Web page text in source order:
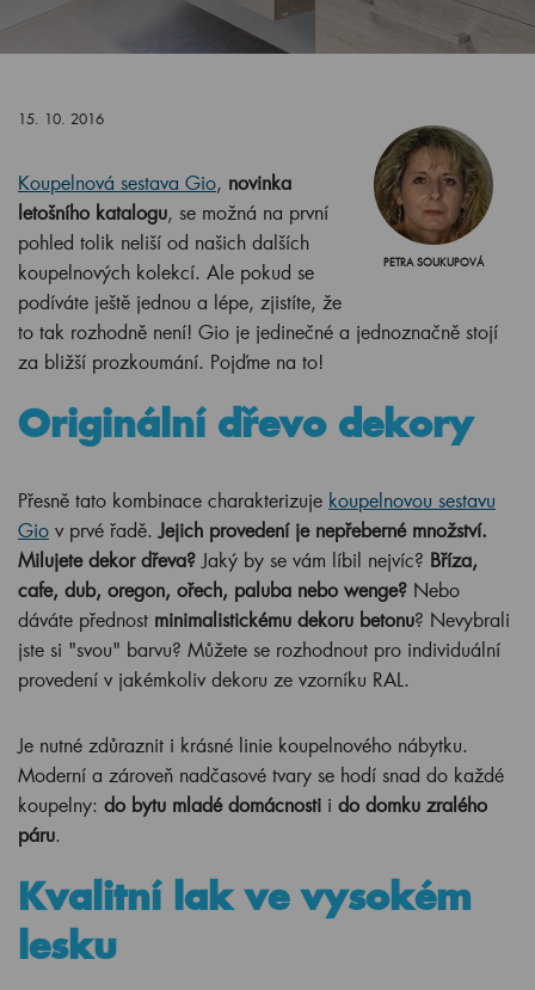
15. 10. 2016
PETRA SOUKUPOVÁ
Koupelnová sestava Gio, novinka
letošního katalogu, se možná na první
pohled tolik neliší od našich dalších
koupelnových kolekcí. Ale pokud se
podíváte ještě jednou a lépe, zjistíte, že
to tak rozhodně není! Gio je jedinečné a jednoznačně stojí
za bližší prozkoumání. Pojďme na to!
Originální dřevo dekory
Přesně tato kombinace charakterizuje koupelnovou sestavu
Gio v prvé řadě. Jejich provedení je nepřeberné množství.
Milujete dekor dřeva? Jaký by se vám líbil nejvíc? Bříza,
cafe, dub, oregon, ořech, paluba nebo wenge? Nebo
dáváte přednost minimalistickému dekoru betonu? Nevybrali
jste si "svou" barvu? Můžete se rozhodnout pro individuální
provedení v jakémkoliv dekoru ze vzorníku RAL.
Je nutné zdůraznit i krásné linie koupelnového nábytku.
Moderní a zároveň nadčasové tvary se hodí snad do každé
koupelny: do bytu mladé domácnosti i do domku zralého
páru.
Kvalitní lak ve vysokém
lesku